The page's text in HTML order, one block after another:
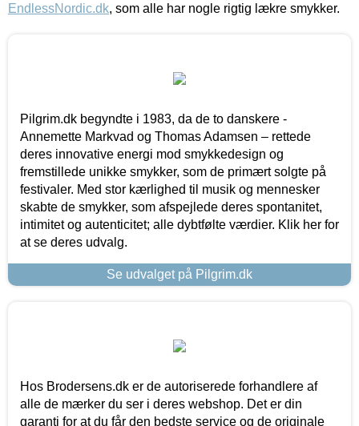
EndlessNordic.dk, som alle har nogle rigtig lækre smykker.
Pilgrim.dk begyndte i 1983, da de to danskere -
Annemette Markvad og Thomas Adamsen – rettede
deres innovative energi mod smykkedesign og
fremstillede unikke smykker, som de primært solgte på
festivaler. Med stor kærlighed til musik og mennesker
skabte de smykker, som afspejlede deres spontanitet,
intimitet og autenticitet; alle dybtfølte værdier. Klik her for
at se deres udvalg.
Se udvalget på Pilgrim.dk
Hos Brodersens.dk er de autoriserede forhandlere af
alle de mærker du ser i deres webshop. Det er din
garanti for at du får den bedste service og de originale